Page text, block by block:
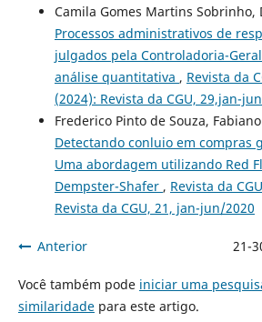
Camila Gomes Martins Sobrinho,
Processos administrativos de
julgados pela Controladoria-
análise quantitativa , Revista da
(2024): Revista da CGU, 29,jan-
Frederico Pinto de Souza,
Detectando conluio em compras
Uma abordagem utilizando Red
Dempster-Shafer , Revista da
Revista da CGU, 21, jan-jun/2020
Anterior 21-
Você também pode iniciar uma
similaridadepara este artigo.